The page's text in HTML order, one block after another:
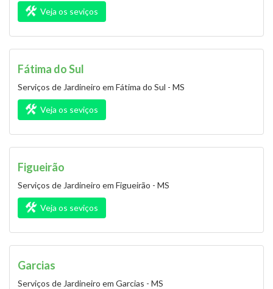
Veja os seviços
Fátima do Sul
Serviços de Jardineiro em Fátima do Sul - MS
Veja os seviços
Figueirão
Serviços de Jardineiro em Figueirão - MS
Veja os seviços
Garcias
Serviços de Jardineiro em Garcias - MS